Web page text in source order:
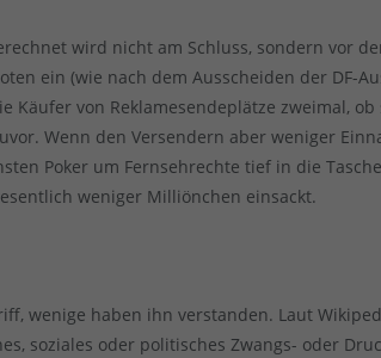
wird nicht am Schluss, sondern vor
ein (wie nach dem Ausscheiden der DF-
Käufer von Reklamesendeplätze zweimal, ob
Wenn den Versendern aber weniger
Poker um Fernsehrechte tief in die
weniger Milliönchen einsackt.
wenige haben ihn verstanden. Laut
soziales oder politisches Zwangs- oder